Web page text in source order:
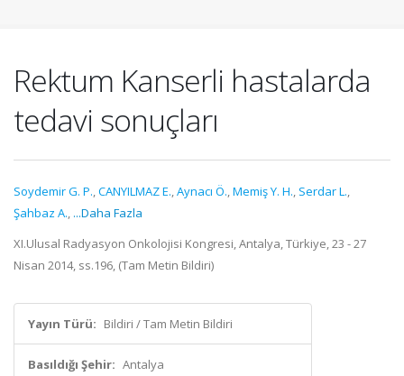
Rektum Kanserli hastalarda
tedavi sonuçları
Soydemir G. P.,CANYILMAZ E.,Aynacı Ö.,Memiş Y. H., Serdar L.,
Şahbaz A., ...Daha Fazla
XI.Ulusal Radyasyon Onkolojisi Kongresi, Antalya, Türkiye, 23 - 27
Nisan 2014, ss.196, (Tam Metin Bildiri)
Yayın Türü: Bildiri / Tam Metin Bildiri
Basıldığı Şehir: Antalya